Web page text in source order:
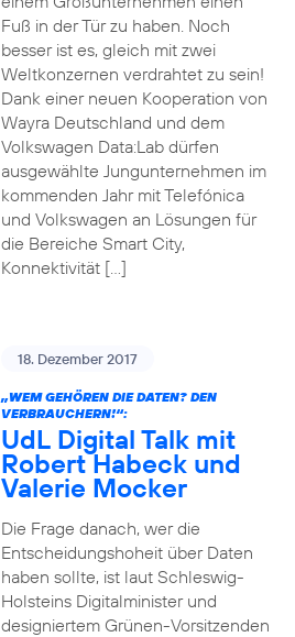
Fuß in der Tür zu haben. Noch
besser ist es, gleich mit zwei
Weltkonzernen verdrahtet zu sein!
Dank einer neuen Kooperation von
Wayra Deutschland und dem
Volkswagen Data:Lab dürfen
ausgewählte Jungunternehmen im
kommenden Jahr mit Telefónica
und Volkswagen an Lösungen für
die Bereiche Smart City,
Konnektivität […]
18. Dezember 2017
„WEM GEHÖREN DIE DATEN? DEN
VERBRAUCHERN!“:
UdL Digital Talk mit
Robert Habeck und
Valerie Mocker
Die Frage danach, wer die
Entscheidungshoheit über Daten
haben sollte, ist laut Schleswig-
Holsteins Digitalminister und
designiertem Grünen-Vorsitzenden